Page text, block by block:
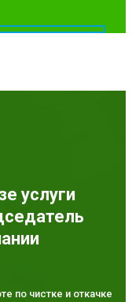
услуги
по чистке и откачке